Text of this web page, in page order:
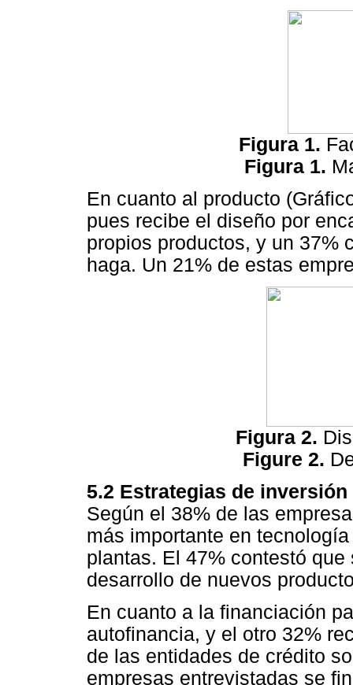
Figura 1.
Figura 1.
En cuanto al producto
pues recibe el diseño por
propios productos, y un 37%
haga. Un 21% de estas
Figura 2.
Figure 2.
5.2 Estrategias de inversión
Según el 38% de las
más importante en
plantas. El 47% contestó
desarrollo de nuevos
En cuanto a la financiación
autofinancia, y el otro 32%
de las entidades de crédito
empresas entrevistadas se